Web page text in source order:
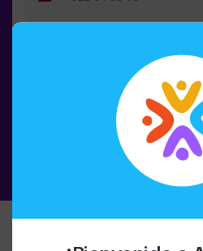
+34
procesamiento de datos
Call